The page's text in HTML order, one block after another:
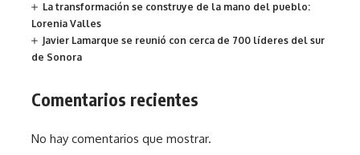
La transformación se construye de la mano del pueblo:
Lorenia Valles
Javier Lamarque se reunió con cerca de 700 líderes del sur
de Sonora
Comentarios recientes
No hay comentarios que mostrar.